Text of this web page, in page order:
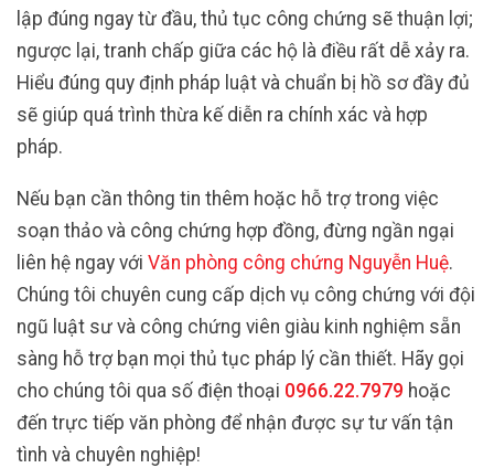
lập đúng ngay từ đầu, thủ tục công chứng sẽ thuận lợi;
ngược lại, tranh chấp giữa các hộ là điều rất dễ xảy ra.
Hiểu đúng quy định pháp luật và chuẩn bị hồ sơ đầy đủ
sẽ giúp quá trình thừa kế diễn ra chính xác và hợp
pháp.
Nếu bạn cần thông tin thêm hoặc hỗ trợ trong việc
soạn thảo và công chứng hợp đồng, đừng ngần ngại
liên hệ ngay với Văn phòng công chứng Nguyễn Huệ.
Chúng tôi chuyên cung cấp dịch vụ công chứng với đội
ngũ luật sư và công chứng viên giàu kinh nghiệm sẵn
sàng hỗ trợ bạn mọi thủ tục pháp lý cần thiết. Hãy gọi
cho chúng tôi qua số điện thoại 0966.22.7979 hoặc
đến trực tiếp văn phòng để nhận được sự tư vấn tận
tình và chuyên nghiệp!